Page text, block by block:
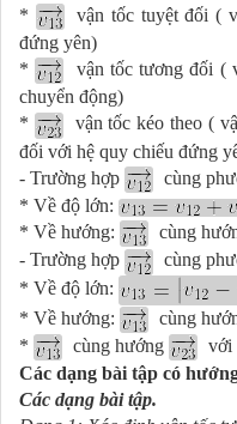
*
vận tốc tuyệt đối (
đứng yên)
*
vận tốc tương đối (
chuyển động)
*
vận tốc kéo theo (
đối với hệ quy chiếu đứng
- Trường hợp
cùng
* Về độ lớn:
* Về hướng:
cùng
- Trường hợp
cùng
* Về độ lớn:
* Về hướng:
cùng
*
cùng hướng
Các dạng bài tập có
Các dạng bài tập.